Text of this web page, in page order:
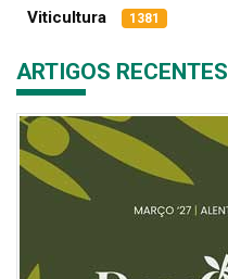
Viticultura 1381
ARTIGOS RECENTES